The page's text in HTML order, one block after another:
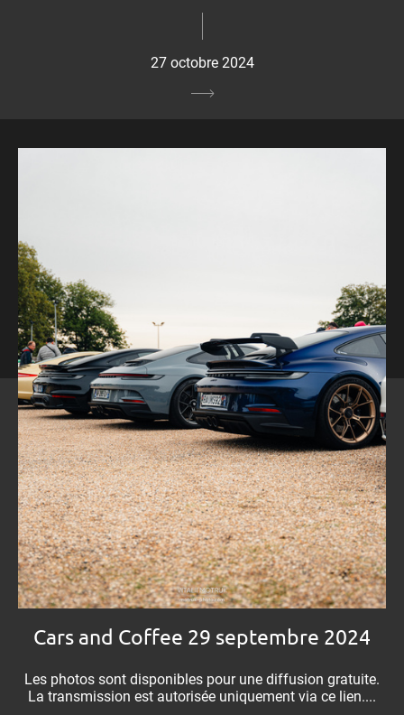
27 octobre 2024
Cars and Coffee 29 septembre 2024
Les photos sont disponibles pour une diffusion gratuite.
La transmission est autorisée uniquement via ce lien....